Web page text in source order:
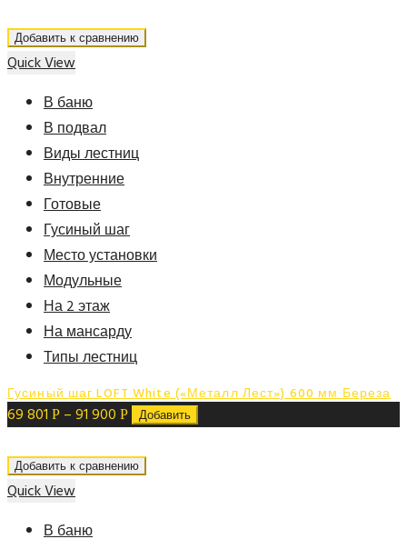
Добавить к сравнению
Quick View
В баню
В подвал
Виды лестниц
Внутренние
Готовые
Гусиный шаг
Место установки
Модульные
На 2 этаж
На мансарду
Типы лестниц
Гусиный шаг LOFT White («Металл Лест») 600 мм Береза
69 801 Р –91 900 Р Добавить
Добавить к сравнению
Quick View
В баню